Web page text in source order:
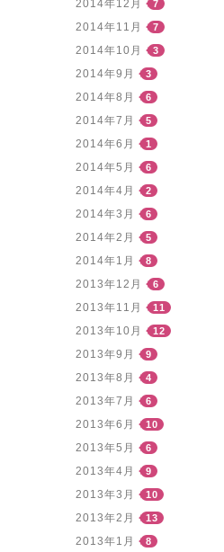
2014年12月 7
2014年11月 7
2014年10月 3
2014年9月 3
2014年8月 6
2014年7月 5
2014年6月 1
2014年5月 6
2014年4月 2
2014年3月 6
2014年2月 5
2014年1月 8
2013年12月 6
2013年11月 11
2013年10月 12
2013年9月 9
2013年8月 4
2013年7月 6
2013年6月 10
2013年5月 6
2013年4月 9
2013年3月 10
2013年2月 13
2013年1月 8